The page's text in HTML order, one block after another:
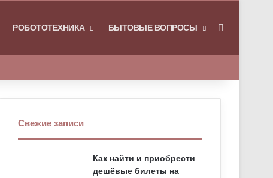
РОБОТОТЕХНИКА БЫТОВЫЕ ВОПРОСЫ
Свежие записи
Как найти и приобрести
дешёвые билеты на